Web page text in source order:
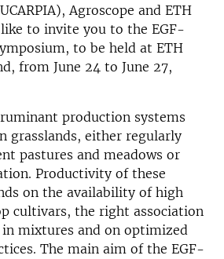
Agroscope and ETH
to invite you to the EGF-
to be held at ETH
from June 24 to June 27,
production systems
grasslands, either regularly
pastures and meadows or
Productivity of these
on the availability of high
cultivars, the right association
mixtures and on optimized
The main aim of the EGF-